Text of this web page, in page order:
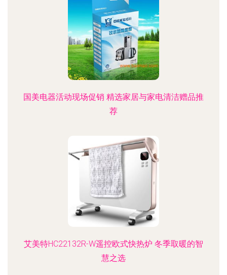
国美电器活动现场促销 精选家居与家电清洁赠品推
荐
艾美特HC22132R-W遥控欧式快热炉 冬季取暖的智
慧之选